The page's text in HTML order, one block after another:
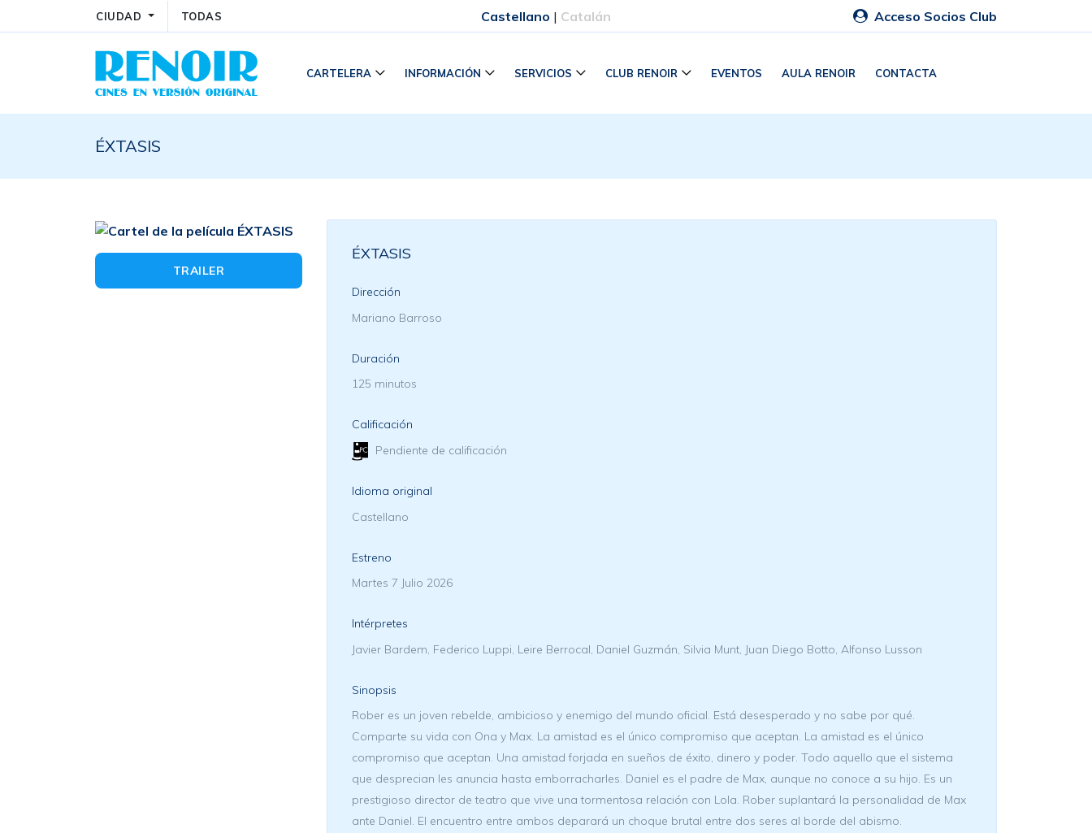
CIUDAD TODAS Castellano | Catalán Acceso Socios Club
CARTELERA INFORMACIÓN SERVICIOS CLUB RENOIR EVENTOS AULA RENOIR CONTACTA
ÉXTASIS
TRAILER
ÉXTASIS
Dirección
Mariano Barroso
Duración
125 minutos
Calificación
Pendiente de calificación
Idioma original
Castellano
Estreno
Martes 7 Julio 2026
Intérpretes
Javier Bardem, Federico Luppi, Leire Berrocal, Daniel Guzmán, Silvia Munt, Juan Diego Botto, Alfonso Lusson
Sinopsis
Rober es un joven rebelde, ambicioso y enemigo del mundo oficial. Está desesperado y no sabe por qué.
Comparte su vida con Ona y Max. La amistad es el único compromiso que aceptan. La amistad es el único
compromiso que aceptan. Una amistad forjada en sueños de éxito, dinero y poder. Todo aquello que el sistema
que desprecian les anuncia hasta emborracharles. Daniel es el padre de Max, aunque no conoce a su hijo. Es un
prestigioso director de teatro que vive una tormentosa relación con Lola. Rober suplantará la personalidad de Max
ante Daniel. El encuentro entre ambos deparará un choque brutal entre dos seres al borde del abismo.